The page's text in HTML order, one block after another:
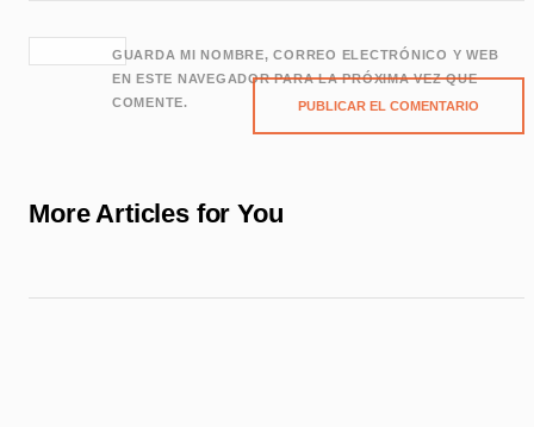
GUARDA MI NOMBRE, CORREO ELECTRÓNICO Y WEB
EN ESTE NAVEGADOR PARA LA PRÓXIMA VEZ QUE
COMENTE.
More Articles for You